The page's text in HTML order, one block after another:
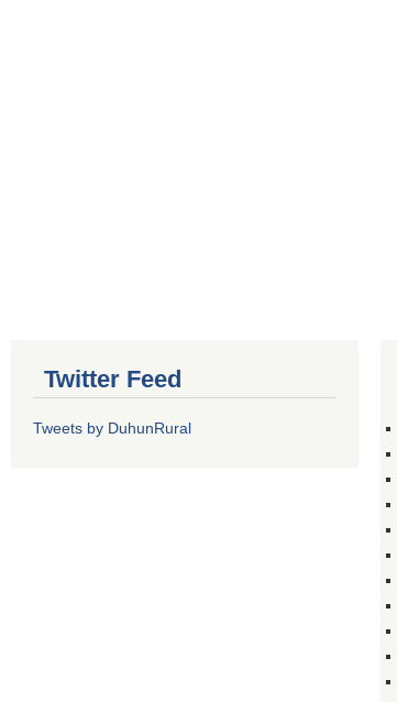
Twitter Feed
Tweets by DuhunRural